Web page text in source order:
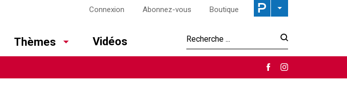
Connexion Abonnez-vous Boutique
Thèmes Vidéos